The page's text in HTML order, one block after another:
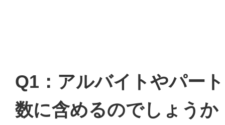
Q1：アルバイトやパー
数に含めるのでしょうか